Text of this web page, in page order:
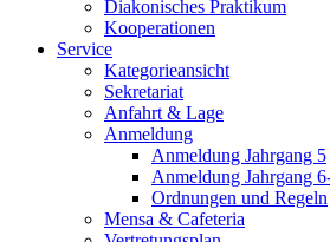
Diakonisches Praktikum
Kooperationen
Service
Kategorieansicht
Sekretariat
Anfahrt & Lage
Anmeldung
Anmeldung Jahrgang 5
Anmeldung Jahrgang
Ordnungen und Regeln
Mensa & Cafeteria